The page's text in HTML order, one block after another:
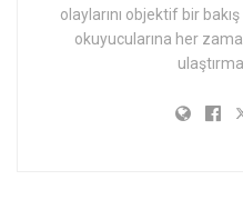
olaylarını objektif bir
okuyucularına her